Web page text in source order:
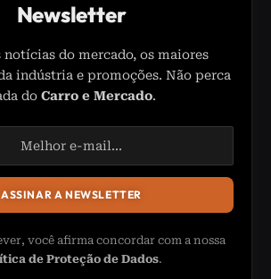
Newsletter
do mercado, os maiores
indústria e promoções. Não perca
do Carro e Mercado.
você afirma concordar com a nossa
de Proteção de Dados.